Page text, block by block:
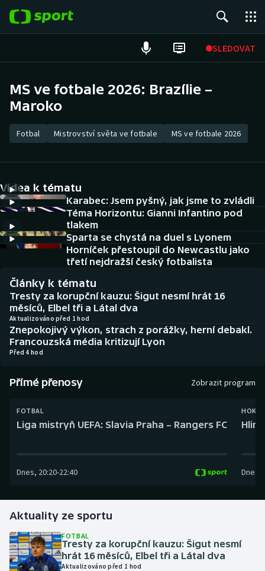
SLEDOVAT
Hokej
Tenis
Atletika
Cyklistika
DALŠÍ SPORTY
Americký fotbal
Basketbal
Biatlon
Box
Curling
Florbal
Futsal
Golf
Gymnastika
NEPŘEHLÉDNĚTE
Historické návraty
Aplikace ČT sport
MS ve fotbale 2026: Brazílie –
Maroko
Fotbal Mistrovství světa ve fotbale MS ve fotbale 2026
Videa k tématu
Karabec: Jsem pyšný, jak jsme to zvládli
Téma Horizontu: Gianni Infantino pod
tlakem
Sparta se chystá na duel s Lyonem
Horníček přestoupil do Newcastlu jako
třetí nejdražší český fotbalista
Články k tématu
Tresty za korupční kauzu: Šigut nesmí hrát 16
měsíců, Elbel tři a Látal dva
Aktualizováno před 1 hod
Znepokojivý výkon, strach z porážky, herní debakl.
Francouzská média kritizují Lyon
Před 4 hod
Přímé přenosy Zobrazit program
FOTBAL
Liga mistryň UEFA: Slavia Praha – Rangers FC
Dnes, 20:20-22:40
HOKEJ
Dnes
Aktuality ze sportu
FOTBAL
Tresty za korupční kauzu: Šigut nesmí
hrát 16 měsíců, Elbel tři a Látal dva
Aktualizováno před 1 hod